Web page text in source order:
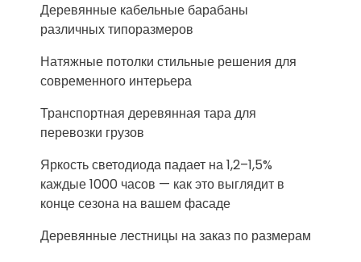
Деревянные кабельные барабаны
различных типоразмеров
Натяжные потолки стильные решения для
современного интерьера
Транспортная деревянная тара для
перевозки грузов
Яркость светодиода падает на 1,2–1,5%
каждые 1000 часов — как это выглядит в
конце сезона на вашем фасаде
Деревянные лестницы на заказ по размерам